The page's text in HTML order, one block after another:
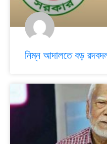
নিম্ন আদালতে বড়